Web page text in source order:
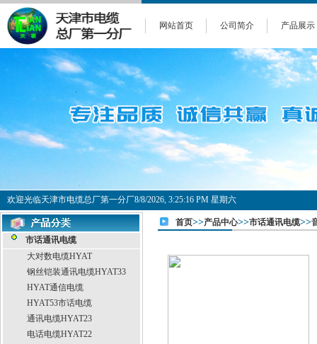
网站首页 公司简介 产品展示
欢迎光临天津市电缆总厂第一分厂8/8/2026, 3:25:17 PM 星期六
市话通讯电缆
大对数电缆HYAT
钢丝铠装通讯电缆HYAT33
HYAT通信电缆
HYAT53市话电缆
通讯电缆HYAT23
电话电缆HYAT22
首页>>产品中心>>市话通讯电缆>>